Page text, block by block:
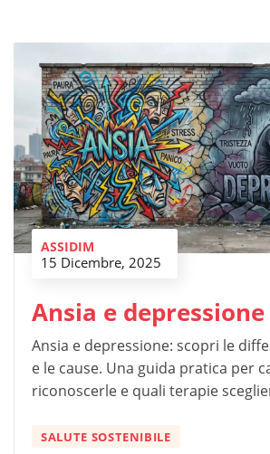
ASSIDIM
15 Dicembre, 2025
Ansia e depressione
Ansia e depressione: scopri le
e le cause. Una guida pratica per
riconoscerle e quali terapie
SALUTE SOSTENIBILE